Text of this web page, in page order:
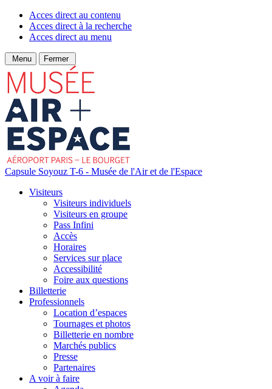
Acces direct au contenu
Acces direct à la recherche
Acces direct au menu
Menu Fermer
Capsule Soyouz T-6 - Musée de l'Air et de l'Espace
Visiteurs
Visiteurs individuels
Visiteurs en groupe
Pass Infini
Accès
Horaires
Services sur place
Accessibilité
Foire aux questions
Billetterie
Professionnels
Location d’espaces
Tournages et photos
Billetterie en nombre
Marchés publics
Presse
Partenaires
A voir à faire